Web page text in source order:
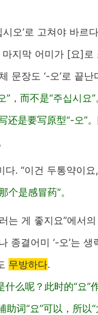
오’로 고쳐야 바르
지막 어미가 [요]
문장도 ‘-오’로 끝난
而不是“주십시요
还是要写原型“-오”
. “이건 두통약이
是感冒药”。
게 좋지요”에서
결어미 ‘-오’는 생
무방하다.
什么呢？此时的“요
词“요”可以，所以